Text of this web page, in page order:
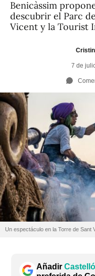
Benicàssim
descubrir el Parc
Vicent y la Tourist
7 de
Un espectáculo en la Torre de Sant
Añadir